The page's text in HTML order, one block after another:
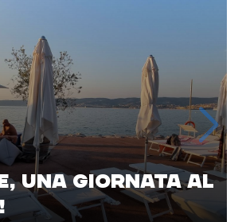
UNA GIORNATA AL